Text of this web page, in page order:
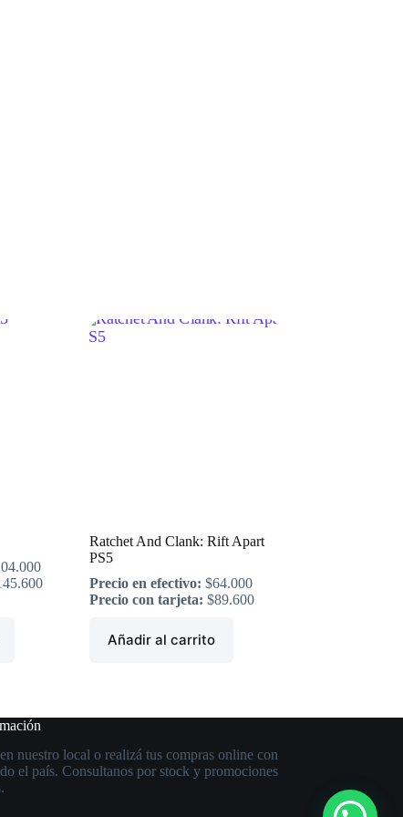
Ratchet And Clank: Rift Apart
PS5
Precio en efectivo: $64.000
Precio con tarjeta: $89.600
Añadir al carrito
nuestro local o realizá tus compras online con
el país. Consultanos por stock y promociones